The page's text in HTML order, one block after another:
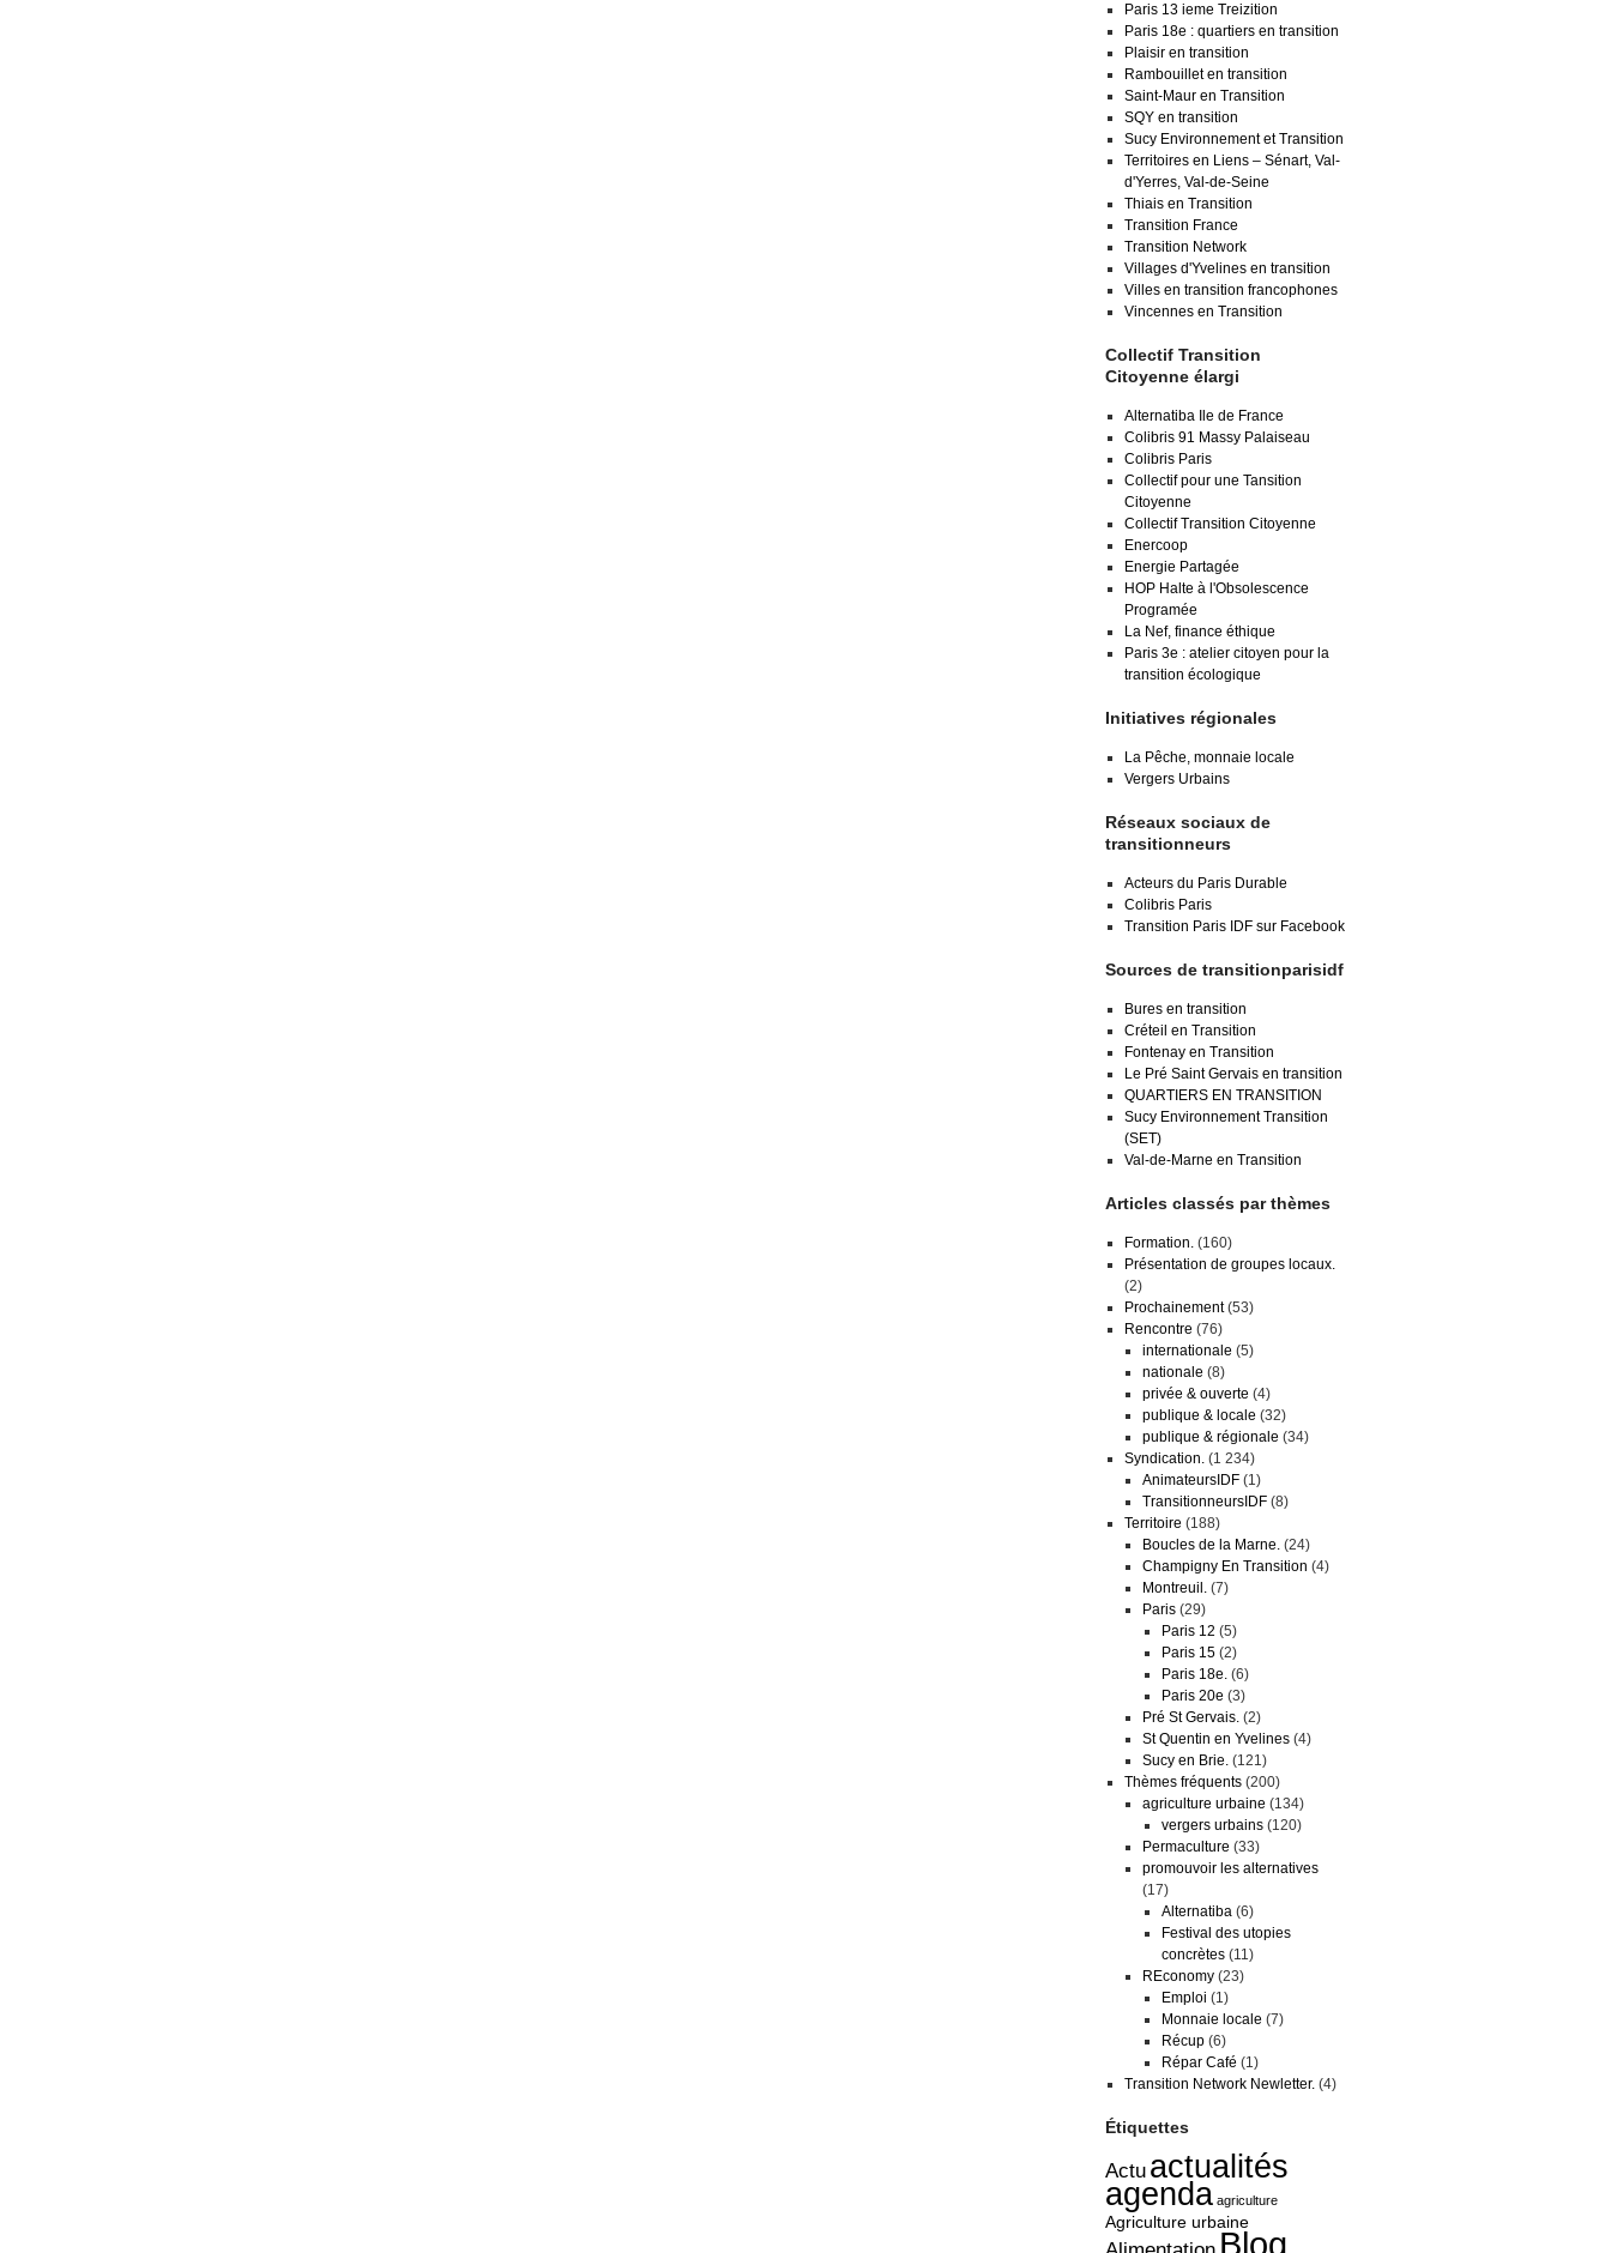
Paris 13 ieme Treizition
Paris 18e : quartiers en transition
Plaisir en transition
Rambouillet en transition
Saint-Maur en Transition
SQY en transition
Sucy Environnement et Transition
Territoires en Liens – Sénart, Val-
d'Yerres, Val-de-Seine
Thiais en Transition
Transition France
Transition Network
Villages d'Yvelines en transition
Villes en transition francophones
Vincennes en Transition
Collectif Transition
Citoyenne élargi
Alternatiba Ile de France
Colibris 91 Massy Palaiseau
Colibris Paris
Collectif pour une Tansition
Citoyenne
Collectif Transition Citoyenne
Enercoop
Energie Partagée
HOP Halte à l'Obsolescence
Programée
La Nef, finance éthique
Paris 3e : atelier citoyen pour la
transition écologique
Initiatives régionales
La Pêche, monnaie locale
Vergers Urbains
Réseaux sociaux de
transitionneurs
Acteurs du Paris Durable
Colibris Paris
Transition Paris IDF sur Facebook
Sources de transitionparisidf
Bures en transition
Créteil en Transition
Fontenay en Transition
Le Pré Saint Gervais en transition
QUARTIERS EN TRANSITION
Sucy Environnement Transition
(SET)
Val-de-Marne en Transition
Articles classés par thèmes
Formation.(160)
Présentation de groupes locaux.
(2)
Prochainement(53)
Rencontre (76)
internationale (5)
nationale (8)
privée & ouverte (4)
publique & locale (32)
publique & régionale (34)
Syndication.(1 234)
AnimateursIDF (1)
TransitionneursIDF (8)
Territoire (188)
Boucles de la Marne. (24)
Champigny En Transition (4)
Montreuil. (7)
Paris (29)
Paris 12 (5)
Paris 15(2)
Paris 18e.(6)
Paris 20e (3)
Pré St Gervais. (2)
St Quentin en Yvelines (4)
Sucy en Brie. (121)
Thèmes fréquents(200)
agriculture urbaine (134)
vergers urbains(120)
Permaculture (33)
promouvoir les alternatives
(17)
Alternatiba(6)
Festival des utopies
concrètes(11)
REconomy (23)
Emploi (1)
Monnaie locale (7)
Récup(6)
Répar Café (1)
Transition Network Newletter.(4)
Étiquettes
Actu actualités
agenda agriculture
Agriculture urbaine
Blog